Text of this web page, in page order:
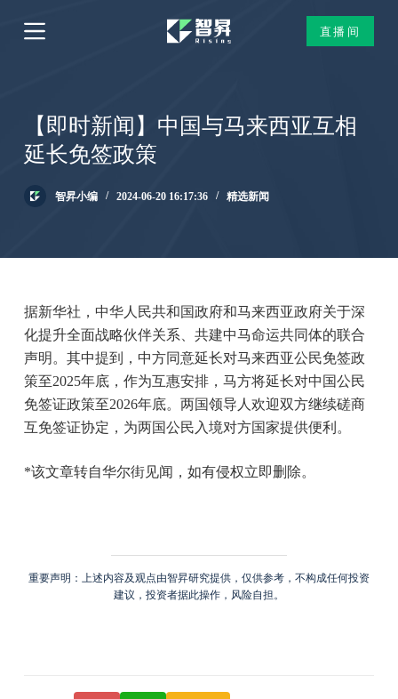
跳
过
直播间
【即时新闻】中国与马来西亚互相
延长免签政策
智昇小编 2024-06-20 16:17:36 精选新闻
据新华社，中华人民共和国政府和马来西亚政府关于深
化提升全面战略伙伴关系、共建中马命运共同体的联合
声明。其中提到，中方同意延长对马来西亚公民免签政
策至2025年底，作为互惠安排，马方将延长对中国公民
免签证政策至2026年底。两国领导人欢迎双方继续磋商
互免签证协定，为两国公民入境对方国家提供便利。
*该文章转自华尔街见闻，如有侵权立即删除。
重要声明：上述内容及观点由智昇研究提供，仅供参考，不构成任何投资
建议，投资者据此操作，风险自担。